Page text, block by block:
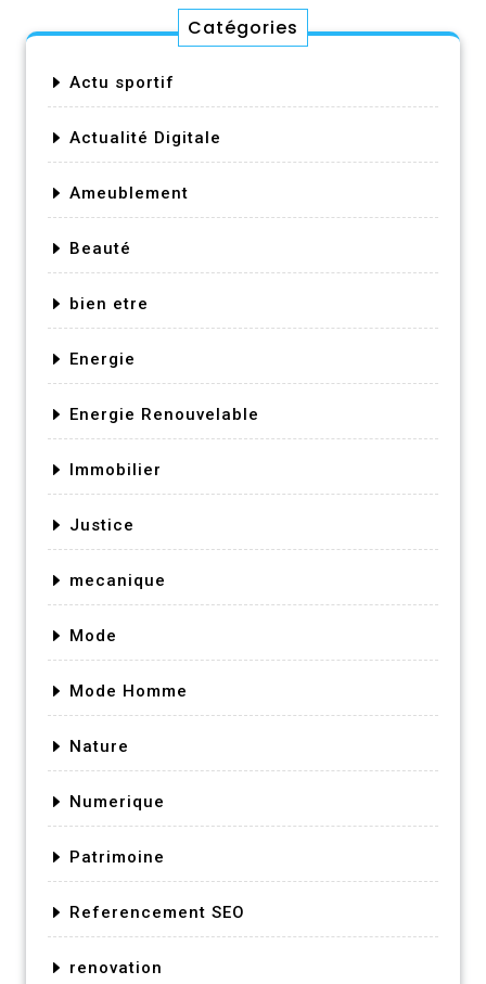
Catégories
Actu sportif
Actualité Digitale
Ameublement
Beauté
bien etre
Energie
Energie Renouvelable
Immobilier
Justice
mecanique
Mode
Mode Homme
Nature
Numerique
Patrimoine
Referencement SEO
renovation